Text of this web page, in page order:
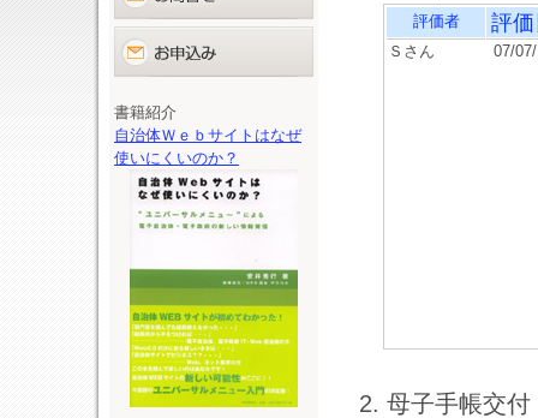
書籍紹介
自治体Ｗｅｂサイトはなぜ
使いにくいのか？
評価者 評
Ｓさん 07/
2. 母子手帳交付